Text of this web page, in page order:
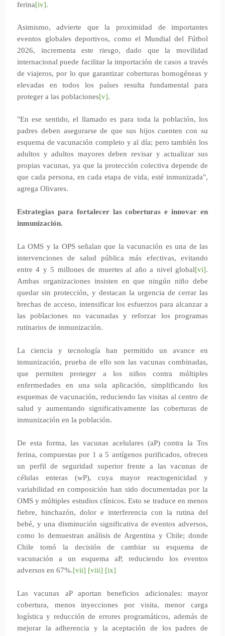
ferina[iv].
Asimismo, advierte que la proximidad de importantes
eventos globales deportivos, como el Mundial del Fútbol
2026, incrementa este riesgo, dado que la movilidad
internacional puede facilitar la importación de casos a través
de viajeros, por lo que garantizar coberturas homogéneas y
elevadas en todos los países resulta fundamental para
proteger a las poblaciones[v].
"En ese sentido, el llamado es para toda la población, los
padres deben asegurarse de que sus hijos cuenten con su
esquema de vacunación completo y al día; pero también los
adultos y adultos mayores deben revisar y actualizar sus
propias vacunas, ya que la protección colectiva depende de
que cada persona, en cada etapa de vida, esté inmunizada",
agrega Olivares.
Estrategias para fortalecer las coberturas e innovar en
inmunización.
La OMS y la OPS señalan que la vacunación es una de las
intervenciones de salud pública más efectivas, evitando
entre 4 y 5 millones de muertes al año a nivel global[vi].
Ambas organizaciones insisten en que ningún niño debe
quedar sin protección, y destacan la urgencia de cerrar las
brechas de acceso, intensificar los esfuerzos para alcanzar a
las poblaciones no vacunadas y reforzar los programas
rutinarios de inmunización.
La ciencia y tecnología han permitido un avance en
inmunización, prueba de ello son las vacunas combinadas,
que permiten proteger a los niños contra múltiples
enfermedades en una sola aplicación, simplificando los
esquemas de vacunación, reduciendo las visitas al centro de
salud y aumentando significativamente las coberturas de
inmunización en la población.
De esta forma, las vacunas acelulares (aP) contra la Tos
ferina, compuestas por 1 a 5 antígenos purificados, ofrecen
un perfil de seguridad superior frente a las vacunas de
células enteras (wP), cuya mayor reactogenicidad y
variabilidad en composición han sido documentadas por la
OMS y múltiples estudios clínicos. Esto se traduce en menos
fiebre, hinchazón, dolor e interferencia con la rutina del
bebé, y una disminución significativa de eventos adversos,
como lo demuestran análisis de Argentina y Chile; donde
Chile tomó la decisión de cambiar su esquema de
vacunación a un esquema aP, reduciendo los eventos
adversos en 67%.[vii] [viii] [ix]
Las vacunas aP aportan beneficios adicionales: mayor
cobertura, menos inyecciones por visita, menor carga
logística y reducción de errores programáticos, además de
mejorar la adherencia y la aceptación de los padres de